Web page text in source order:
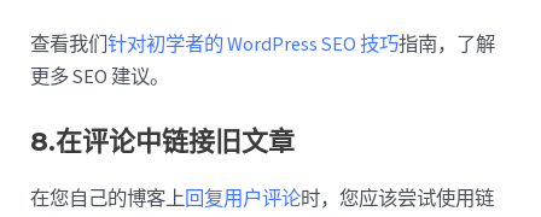
查看我们针对初学者的 WordPress SEO 技巧指南，了解
更多 SEO 建议。
8.在评论中链接旧文章
在您自己的博客上回复用户评论时，您应该尝试使用链